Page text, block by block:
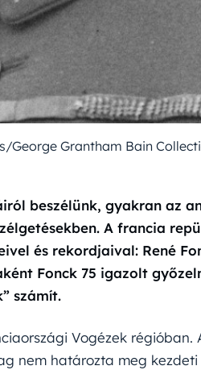
George Grantham Bain
beszélünk, gyakran az
A francia
és rekordjaival: René
Fonck 75 igazolt
számít.
Vogézek régióban.
nem határozta meg kezdeti